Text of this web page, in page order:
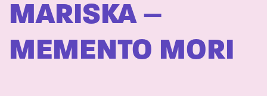
MARISKA –
MEMENTO MORI